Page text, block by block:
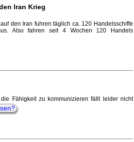
Iran Krieg
den Iran fuhren täglich ca. 120 Handelsschiffe
Also fahren seit 4 Wochen 120 Handels
Fähigkeit zu kommunizieren fällt leider nicht